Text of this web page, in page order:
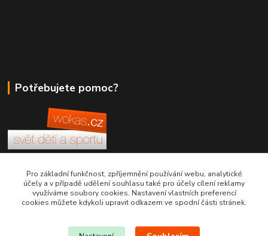
Potřebujete pomoc?
+420 380 830 198
wokas.online@yahoo.cz
Pro základní funkčnost, zpříjemnění používání webu, analytické
účely a v případě udělení souhlasu také pro účely cílení reklamy
využíváme soubory cookies. Nastavení vlastních preferencí
cookies můžete kdykoli upravit odkazem ve spodní části stránek.